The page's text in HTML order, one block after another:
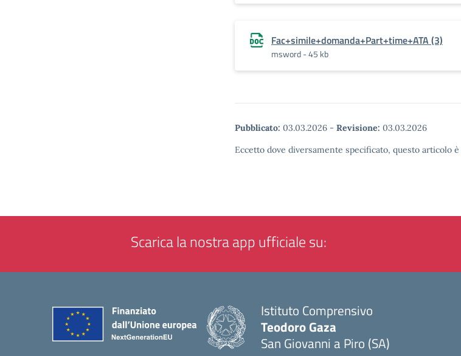
Fac+simile+domanda+Part+time+ATA (3)
msword - 45 kb
Pubblicato: 03.03.2026 - Revisione: 03.03.2026
Eccetto dove diversamente specificato, questo articolo
Scarica la nostra app ufficiale su:
Istituto Comprensivo
Teodoro Gaza
San Giovanni a Piro (SA)